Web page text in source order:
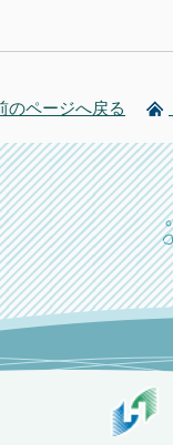
のページへ戻る